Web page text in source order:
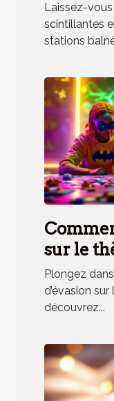
Laissez-
scintillantes
stations
sur le
héros
Plongez
d’évasion
découvrez...